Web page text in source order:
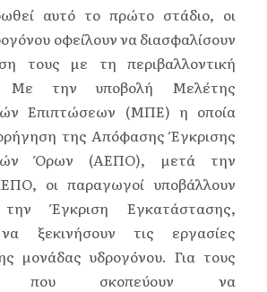
αυτό το πρώτο στάδιο, οι
οφείλουν να διασφαλίσουν
τους με τη περιβαλλοντική
Με την υποβολή Μελέτης
Επιπτώσεων (ΜΠΕ) η οποία
της Απόφασης Έγκρισης
Όρων (ΑΕΠΟ), μετά την
οι παραγωγοί υποβάλλουν
Έγκριση Εγκατάστασης,
ξεκινήσουν τις εργασίες
μονάδας υδρογόνου. Για τους
που σκοπεύουν να